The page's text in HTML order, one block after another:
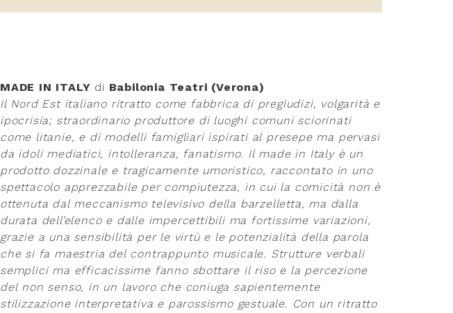
MADE IN ITALY di Babilonia Teatri (Verona)
Il Nord Est italiano ritratto come fabbrica di pregiudizi, volgarità e
ipocrisia; straordinario produttore di luoghi comuni sciorinati
come litanie, e di modelli famigliari ispirati al presepe ma pervasi
da idoli mediatici, intolleranza, fanatismo. Il made in Italy è un
prodotto dozzinale e tragicamente umoristico, raccontato in uno
spettacolo apprezzabile per compiutezza, in cui la comicità non è
ottenuta dal meccanismo televisivo della barzelletta, ma dalla
durata dell’elenco e dalle impercettibili ma fortissime variazioni,
grazie a una sensibilità per le virtù e le potenzialità della parola
che si fa maestria del contrappunto musicale. Strutture verbali
semplici ma efficacissime fanno sbottare il riso e la percezione
del non senso, in un lavoro che coniuga sapientemente
stilizzazione interpretativa e parossismo gestuale. Con un ritratto